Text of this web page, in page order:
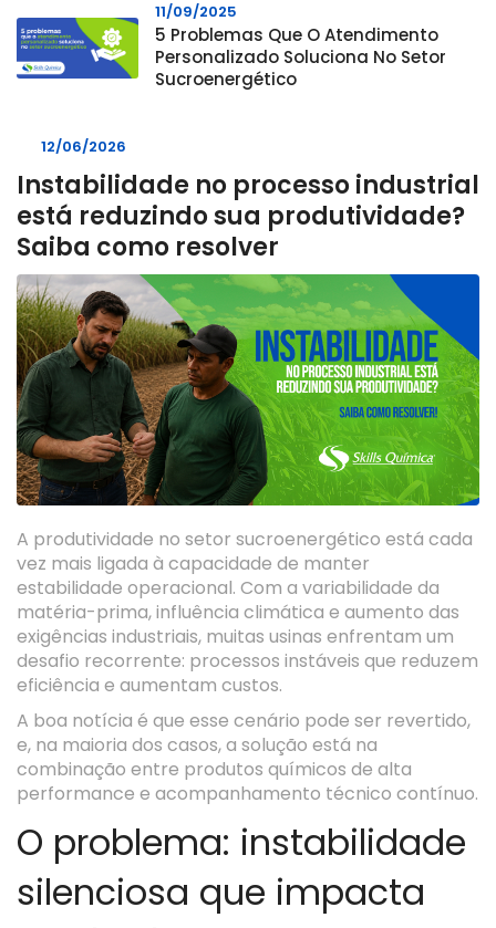
11/09/2025
5 Problemas Que O Atendimento
Personalizado Soluciona No Setor
Sucroenergético
12/06/2026
Instabilidade no processo industrial
está reduzindo sua produtividade?
Saiba como resolver
A produtividade no setor sucroenergético está cada
vez mais ligada à capacidade de manter
estabilidade operacional. Com a variabilidade da
matéria-prima, influência climática e aumento das
exigências industriais, muitas usinas enfrentam um
desafio recorrente: processos instáveis que reduzem
eficiência e aumentam custos.
A boa notícia é que esse cenário pode ser revertido,
e, na maioria dos casos, a solução está na
combinação entre produtos químicos de alta
performance e acompanhamento técnico contínuo.
O problema: instabilidade
silenciosa que impacta